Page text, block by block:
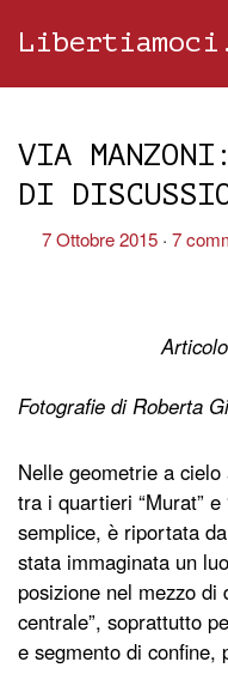
VIA
DI
7 Ottobre 2015 7
Fotografie di
Nelle geometrie a
tra i quartieri “Murat”
semplice, è riportata
stata immaginata un
posizione nel mezzo
centrale”, soprattutto
e segmento di confine,